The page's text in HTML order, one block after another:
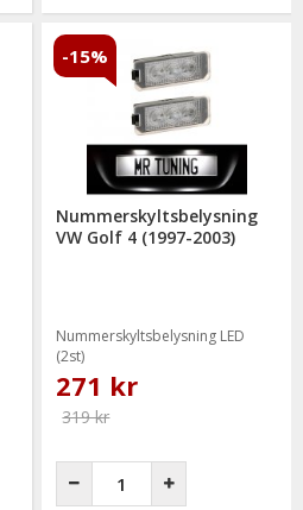
Nummerskyltsbelysning
VW Golf 4 (1997-2003)
Nummerskyltsbelysning LED
(2st)
271 kr
319 kr
-15%